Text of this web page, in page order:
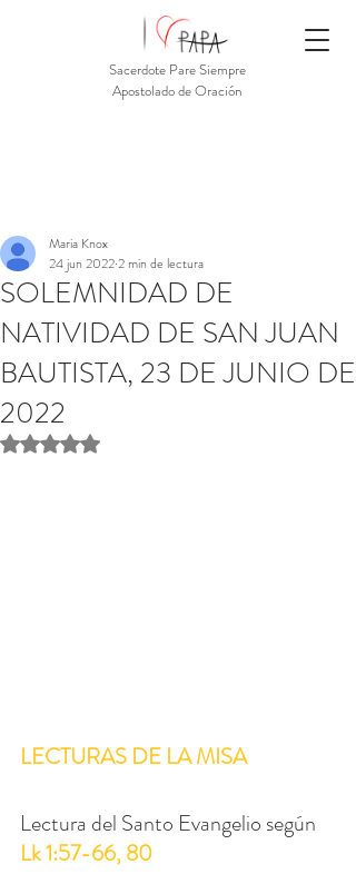
Sacerdote Pare Siempre
Apostolado de Oración
SOLEMNIDAD DE
NATIVIDAD DE SAN JUAN
BAUTISTA, 23 DE JUNIO DE
2022
Maria Knox
24 jun 20222 min de lectura
Obtuvo NaN de 5 estrellas.
LECTURAS DE LA MISA
Lectura del Santo Evangelio según
Lk 1:57-66, 80